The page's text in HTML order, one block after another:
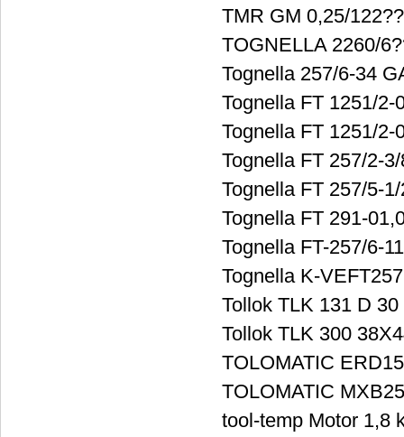
TMR GM 0,25/
TOGNELLA 2260/
Tognella 257/6-34
Tognella FT 1251/
Tognella FT 1251/2-
Tognella FT 257/2-
Tognella FT 257/5-
Tognella FT 291-
Tognella FT-257/6-
Tognella K-
Tollok TLK 131 D 30
Tollok TLK 300
TOLOMATIC
TOLOMATIC
tool-temp Motor 1,8